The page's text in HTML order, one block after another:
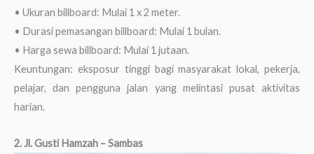
• Ukuran billboard: Mulai 1 x 2 meter.
• Durasi pemasangan billboard: Mulai 1 bulan.
• Harga sewa billboard: Mulai 1 jutaan.
Keuntungan: eksposur tinggi bagi masyarakat lokal, pekerja,
pelajar, dan pengguna jalan yang melintasi pusat aktivitas
harian.
2. Jl. Gusti Hamzah – Sambas